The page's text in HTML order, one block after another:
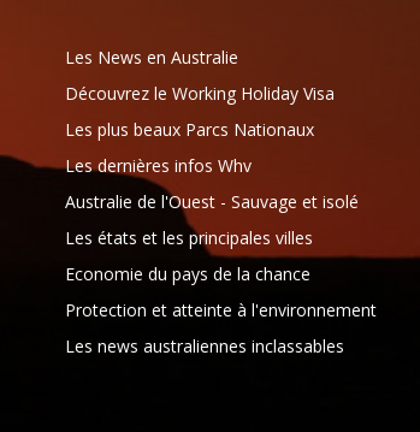
Les News en Australie
Découvrez le Working Holiday Visa
Les plus beaux Parcs Nationaux
Les dernières infos Whv
Australie de l'Ouest - Sauvage et isolé
Les états et les principales villes
Economie du pays de la chance
Protection et atteinte à l'environnement
Les news australiennes inclassables